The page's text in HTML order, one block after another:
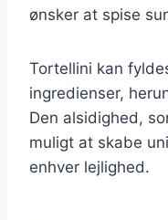
ønsker at spise
Tortellini kan
ingredienser,
Den alsidighed,
muligt at skabe
enhver lejlighed.